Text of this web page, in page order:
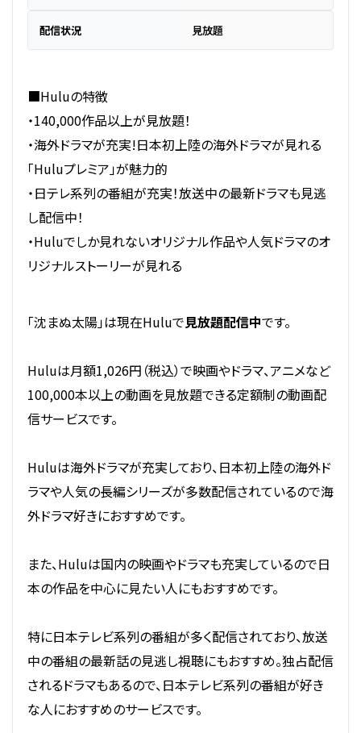
配信状況 見放題
■Huluの特徴
・140,000作品以上が見放題！
・海外ドラマが充実!日本初上陸の海外ドラマが見れる
「Huluプレミア」が魅力的
・日テレ系列の番組が充実！放送中の最新ドラマも見逃
し配信中！
・Huluでしか見れないオリジナル作品や人気ドラマのオ
リジナルストーリーが見れる
「沈まぬ太陽」は現在Huluで見放題配信中です。
Huluは月額1,026円（税込）で映画やドラマ、アニメなど
100,000本以上の動画を見放題できる定額制の動画配
信サービスです。
Huluは海外ドラマが充実しており、日本初上陸の海外ド
ラマや人気の長編シリーズが多数配信されているので海
外ドラマ好きにおすすめです。
また、Huluは国内の映画やドラマも充実しているので日
本の作品を中心に見たい人にもおすすめです。
特に日本テレビ系列の番組が多く配信されており、放送
中の番組の最新話の見逃し視聴にもおすすめ。独占配信
されるドラマもあるので、日本テレビ系列の番組が好き
な人におすすめのサービスです。